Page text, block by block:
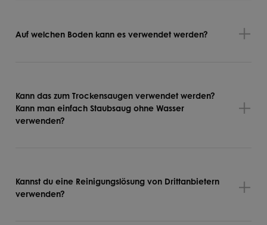
Auf welchen Boden kann es verwendet werden?
Kann das zum Trockensaugen verwendet werden?
Kann man einfach Staubsaug ohne Wasser
verwenden?
Kannst du eine Reinigungslösung von Drittanbietern
verwenden?